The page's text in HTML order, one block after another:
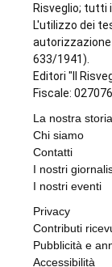
Risveglio; tutti
L'utilizzo dei
633/1941).
Editori "Il
Fiscale:
La nostra storia
Chi siamo
Contatti
I nostri
I nostri eventi
Privacy
Contributi
Pubblicità e
Accessibilità